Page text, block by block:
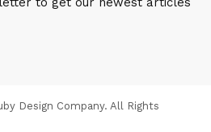
Design Company. All Rights